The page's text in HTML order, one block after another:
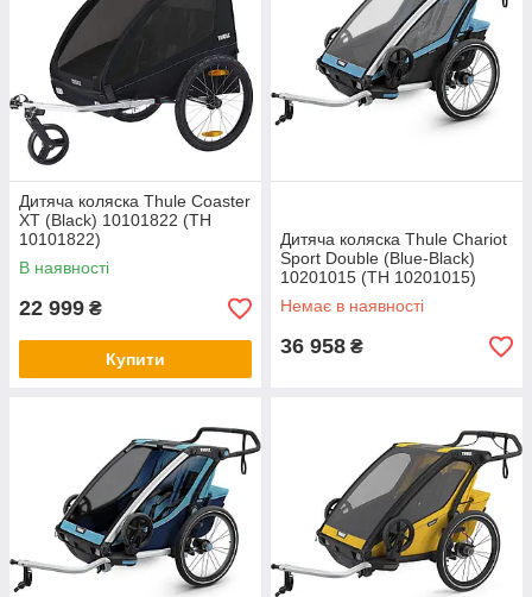
Дитяча коляска Thule Coaster
XT (Black) 10101822 (TH
10101822)
В наявності
22 999 ₴
Купити
Дитяча коляска Thule Chariot
Sport Double (Blue-Black)
10201015 (TH 10201015)
Немає в наявності
36 958 ₴